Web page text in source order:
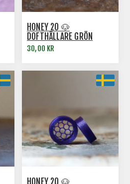
HONEY 20 🐶
DOFTHÅLLARE GRÖN
30,00 KR